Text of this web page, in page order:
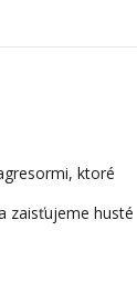
ktoré
zaisťujeme husté